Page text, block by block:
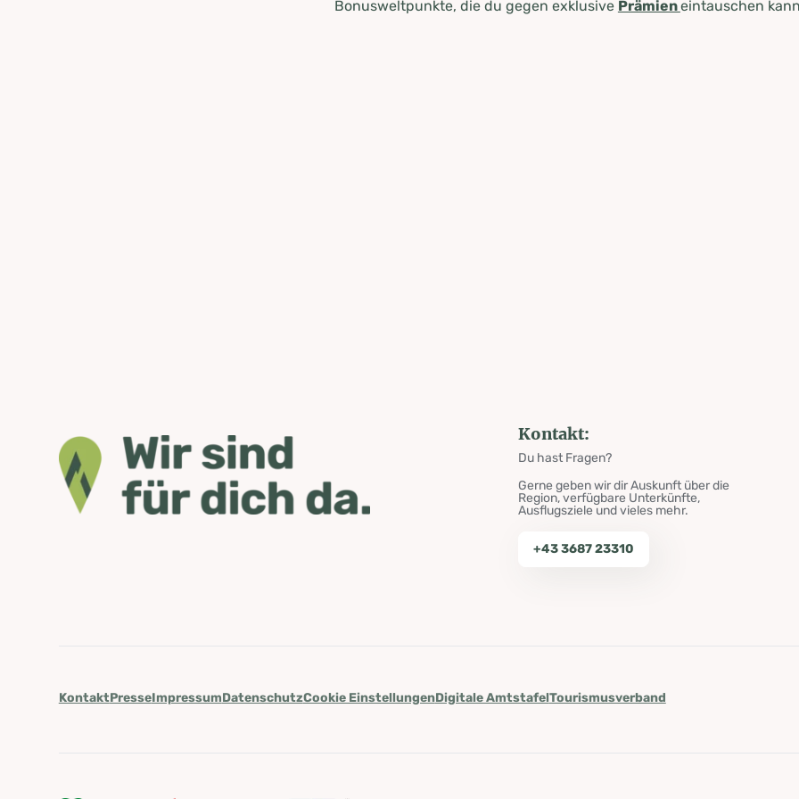
Bonusweltpunkte, die du gegen exklusive Prämieneintauschen
Kontakt:
Du hast Fragen?
Gerne geben wir dir Auskunft über die
Region, verfügbare Unterkünfte,
Ausflugsziele und vieles mehr.
+43 3687 23310
KontaktPresseImpressumDatenschutzCookie EinstellungenDigitale AmtstafelTourismusverband